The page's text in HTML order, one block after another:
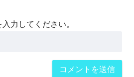
力してください。